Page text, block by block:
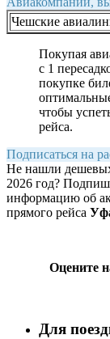
Чешские
Покупая
с 1
покупке
чтобы
рейса.
Подписаться на
Не нашли
2026 год?
информацию об
прямого рейса
Оцените
Для